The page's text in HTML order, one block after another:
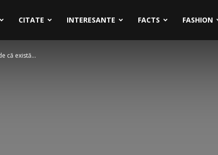
CITATE INTERESANTE FACTS FASHION
că există...